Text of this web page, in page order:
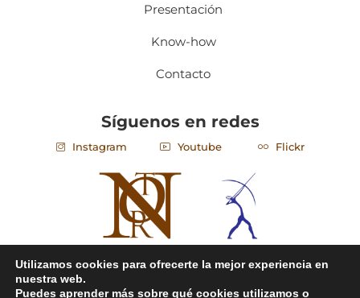
Presentación
Know-how
Contacto
Síguenos en redes
Instagram Youtube Flickr
©2024. franknorton.com. All Rights Reserved.
Utilizamos cookies para ofrecerte la mejor experiencia en
nuestra web.
Puedes aprender más sobre qué cookies utilizamos o